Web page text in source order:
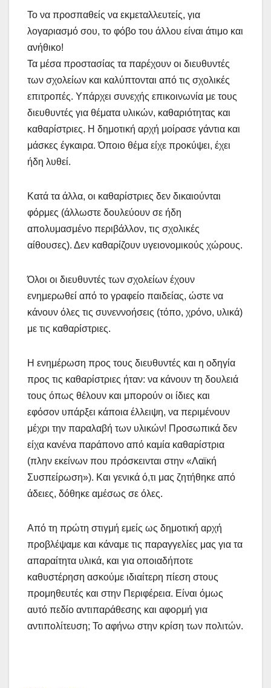
Το να προσπαθείς να εκμεταλλευτείς, για
λογαριασμό σου, το φόβο του άλλου είναι άτιμο και
ανήθικο!
Τα μέσα προστασίας τα παρέχουν οι διευθυντές
των σχολείων και καλύπτονται από τις σχολικές
επιτροπές. Υπάρχει συνεχής επικοινωνία με τους
διευθυντές για θέματα υλικών, καθαριότητας και
καθαρίστριες. Η δημοτική αρχή μοίρασε γάντια και
μάσκες έγκαιρα. Όποιο θέμα είχε προκύψει, έχει
ήδη λυθεί.
Κατά τα άλλα, οι καθαρίστριες δεν δικαιούνται
φόρμες (άλλωστε δουλεύουν σε ήδη
απολυμασμένο περιβάλλον, τις σχολικές
αίθουσες). Δεν καθαρίζουν υγειονομικούς χώρους.
Όλοι οι διευθυντές των σχολείων έχουν
ενημερωθεί από το γραφείο παιδείας, ώστε να
κάνουν όλες τις συνεννοήσεις (τόπο, χρόνο, υλικά)
με τις καθαρίστριες.
Η ενημέρωση προς τους διευθυντές και η οδηγία
προς τις καθαρίστριες ήταν: να κάνουν τη δουλειά
τους όπως θέλουν και μπορούν οι ίδιες και
εφόσον υπάρξει κάποια έλλειψη, να περιμένουν
μέχρι την παραλαβή των υλικών! Προσωπικά δεν
είχα κανένα παράπονο από καμία καθαρίστρια
(πλην εκείνων που πρόσκεινται στην «Λαϊκή
Συσπείρωση»). Και γενικά ό,τι μας ζητήθηκε από
άδειες, δόθηκε αμέσως σε όλες.
Από τη πρώτη στιγμή εμείς ως δημοτική αρχή
προβλέψαμε και κάναμε τις παραγγελίες μας για τα
απαραίτητα υλικά, και για οποιαδήποτε
καθυστέρηση ασκούμε ιδιαίτερη πίεση στους
προμηθευτές και στην Περιφέρεια. Είναι όμως
αυτό πεδίο αντιπαράθεσης και αφορμή για
αντιπολίτευση; Το αφήνω στην κρίση των πολιτών.